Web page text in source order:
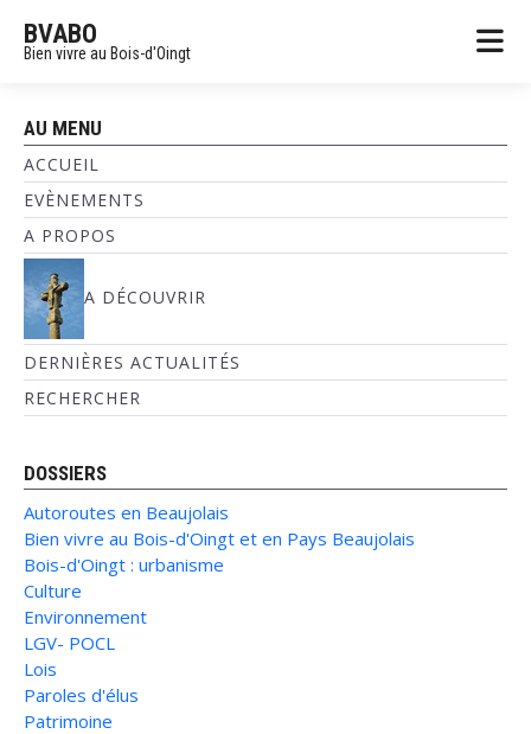
BVABO
Bien vivre au Bois-d'Oingt
AU MENU
ACCUEIL
EVÈNEMENTS
A PROPOS
A DÉCOUVRIR
DERNIÈRES ACTUALITÉS
RECHERCHER
DOSSIERS
Autoroutes en Beaujolais
Bien vivre au Bois-d'Oingt et en Pays Beaujolais
Bois-d'Oingt : urbanisme
Culture
Environnement
LGV- POCL
Lois
Paroles d'élus
Patrimoine